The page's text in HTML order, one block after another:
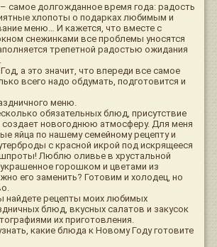
самое долгожданное время года: радость
хлопоты о подарках любимым и
меню… И кажется, что вместе с
снежинками все проблемы уносятся
трепетной радостью ожидания
а это значит, что впереди все самое
всего надо обдумать, подготовится и
меню.
обязательных блюд, присутствие
создает новогоднюю атмосферу. Для меня
яйца по нашему семейному рецепту и
с красной икрой под искрящееся
Люблю оливье в хрустальной
горошком и цветами из
его заменить? Готовим и холодец, но
найдете рецепты моих любимых
блюд, вкусных салатов и закусок
их приготовления.
какие блюда к Новому Году готовите